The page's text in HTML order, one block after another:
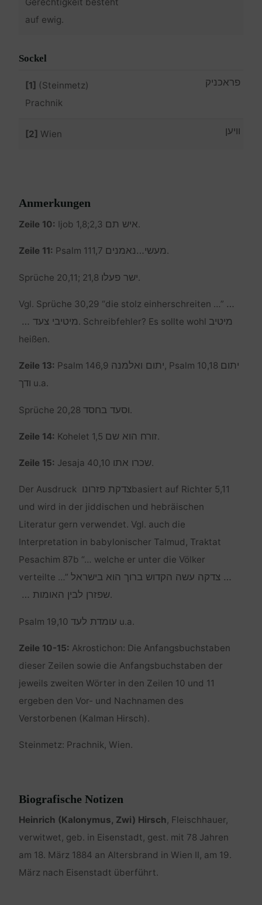
auf ewig.
Sockel
[1] (Steinmetz)
Prachnik
פראכניק
[2] Wien וויען
Anmerkungen
Zeile 10: Ijob 1,8;2,3 איש תם.
Zeile 11: Psalm 111,7 מעשי…נאמנים.
Sprüche 20,11; 21,8 ישר פעלו.
Vgl. Sprüche 30,29 “die stolz einherschreiten …” …
מיטיבי צעד …. Schreibfehler? Es sollte wohl מיטיב
heißen.
Zeile 13: Psalm 146,9 יתום ואלמנה, Psalm 10,18 יתום
ודך u.a.
Sprüche 20,28 וסעד בחסד.
Zeile 14: Kohelet 1,5 זורח הוא שם.
Zeile 15: Jesaja 40,10 שכרו אתו.
Der Ausdruck צדקת פזרונוbasiert auf Richter 5,11
und wird in der jiddischen und hebräischen
Literatur gern verwendet. Vgl. auch die
Interpretation in babylonischer Talmud, Traktat
Pesachim 87b “… welche er unter die Völker
verteilte …” … צדקה עשה הקדוש ברוך הוא בישראל
שפזרן לבין האומות ….
Psalm 19,10 עומדת לעד u.a.
Zeile 10-15: Akrostichon: Die Anfangsbuchstaben
dieser Zeilen sowie die Anfangsbuchstaben der
jeweils zweiten Wörter in den Zeilen 10 und 11
ergeben den Vor- und Nachnamen des
Verstorbenen (Kalman Hirsch).
Steinmetz: Prachnik, Wien.
Biografische Notizen
Heinrich (Kalonymus, Zwi) Hirsch, Fleischhauer,
verwitwet, geb. in Eisenstadt, gest. mit 78 Jahren
am 18. März 1884 an Altersbrand in Wien II, am 19.
März nach Eisenstadt überführt.